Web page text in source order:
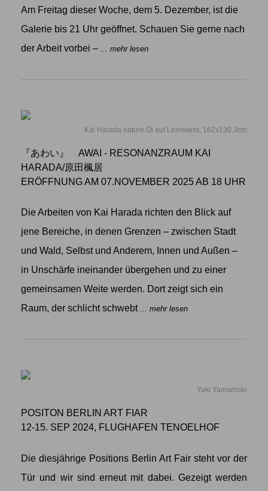
Am Freitag dieser Woche, dem 5. Dezember, ist die
Galerie bis 21 Uhr geöffnet. Schauen Sie gerne nach
der Arbeit vorbei – ... mehr lesen
Kai Harada nature Öl auf Leinwand, 162x130.3cm
『あわい』 AWAI - RESONANZRAUM KAI
HARADA/原田楓居
ERÖFFNUNG AM 07.NOVEMBER 2025 AB 18 UHR
Die Arbeiten von Kai Harada richten den Blick auf
jene Bereiche, in denen Grenzen – zwischen Stadt
und Wald, Selbst und Anderem, Innen und Außen –
in Unschärfe ineinander übergehen und zu einer
gemeinsamen Weite werden. Dort zeigt sich ein
Raum, der schlicht schwebt ... mehr lesen
Yuki Yamamoto
POSITON BERLIN ART FIAR
12-15. SEP 2024, FLUGHAFEN TENOELHOF
Die diesjährige Positions Berlin Art Fair steht vor der
Tür und wir sind erneut mit dabei. Gezeigt werden